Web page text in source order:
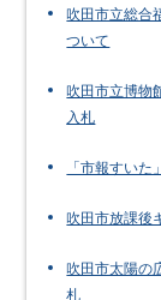
吹田市立総合
ついて
吹田市立博物
入札
「市報すい
吹田市放課後
吹田市太陽の
札